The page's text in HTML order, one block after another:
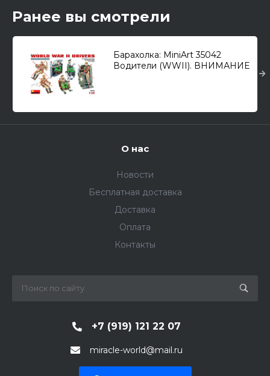
Ранее вы смотрели
Барахолка: MiniArt 35042
Водители (WWII). ВНИМАНИЕ
О нас
Новости
Бесплатная доставка
Доставка
Оплата
Контакты
+7 (919) 121 22 07
miracle-world@mail.ru